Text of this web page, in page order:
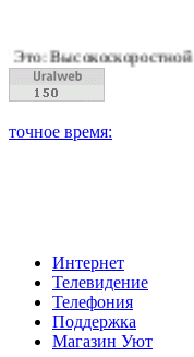
интернет,
Интернет
Телевидение
Телефония
Поддержка
Магазин Уют